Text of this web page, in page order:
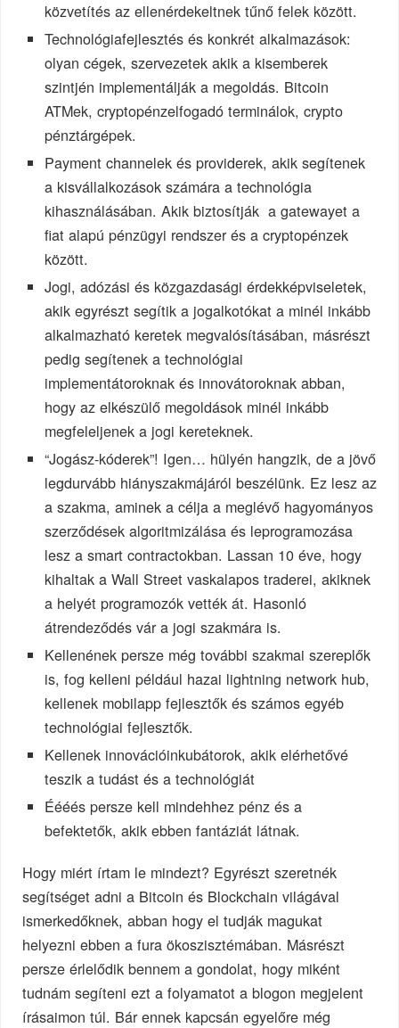
közvetítés az ellenérdekeltnek tűnő felek között.
Technológiafejlesztés és konkrét alkalmazások:
olyan cégek, szervezetek akik a kisemberek
szintjén implementálják a megoldás. Bitcoin
ATMek, cryptopénzelfogadó terminálok, crypto
pénztárgépek.
Payment channelek és providerek, akik segítenek
a kisvállalkozások számára a technológia
kihasználásában. Akik biztosítják a gatewayet a
fiat alapú pénzügyi rendszer és a cryptopénzek
között.
Jogi, adózási és közgazdasági érdekképviseletek,
akik egyrészt segítik a jogalkotókat a minél inkább
alkalmazható keretek megvalósításában, másrészt
pedig segítenek a technológiai
implementátoroknak és innovátoroknak abban,
hogy az elkészülő megoldások minél inkább
megfeleljenek a jogi kereteknek.
“Jogász-kóderek”! Igen… hülyén hangzik, de a jövő
legdurvább hiányszakmájáról beszélünk. Ez lesz az
a szakma, aminek a célja a meglévő hagyományos
szerződések algoritmizálása és leprogramozása
lesz a smart contractokban. Lassan 10 éve, hogy
kihaltak a Wall Street vaskalapos traderei, akiknek
a helyét programozók vették át. Hasonló
átrendeződés vár a jogi szakmára is.
Kellenének persze még további szakmai szereplők
is, fog kelleni például hazai lightning network hub,
kellenek mobilapp fejlesztők és számos egyéb
technológiai fejlesztők.
Kellenek innovációinkubátorok, akik elérhetővé
teszik a tudást és a technológiát
Éééés persze kell mindehhez pénz és a
befektetők, akik ebben fantáziát látnak.
Hogy miért írtam le mindezt? Egyrészt szeretnék
segítséget adni a Bitcoin és Blockchain világával
ismerkedőknek, abban hogy el tudják magukat
helyezni ebben a fura ökoszisztémában. Másrészt
persze érlelődik bennem a gondolat, hogy miként
tudnám segíteni ezt a folyamatot a blogon megjelent
írásaimon túl. Bár ennek kapcsán egyelőre még